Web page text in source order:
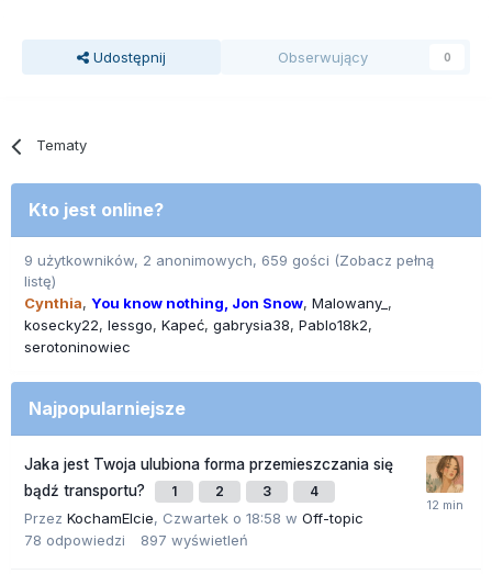
Udostępnij Obserwujący 0
Tematy
Kto jest online?
9 użytkowników, 2 anonimowych, 659 gości (Zobacz pełną
listę)
Cynthia You know nothing, Jon Snow Malowany_
kosecky22 lessgo Kapeć gabrysia38 Pablo18k2
serotoninowiec
Najpopularniejsze
Jaka jest Twoja ulubiona forma przemieszczania się
bądź transportu?
1 2 3 4
Przez KochamElcie, Czwartek o 18:58 w Off-topic
78 odpowiedzi 897 wyświetleń